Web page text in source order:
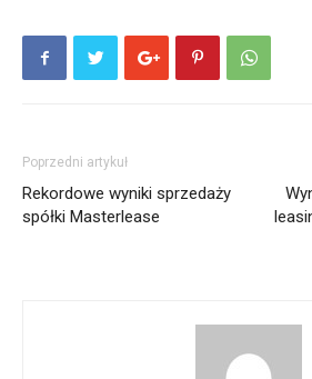
Poprzedni artykuł
Rekordowe wyniki sprzedaży
spółki Masterlease